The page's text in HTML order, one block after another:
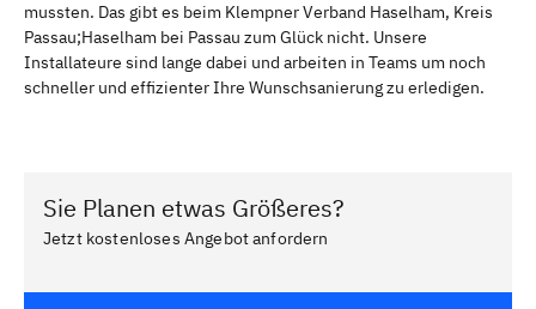
mussten. Das gibt es beim Klempner Verband Haselham, Kreis
Passau;Haselham bei Passau zum Glück nicht. Unsere
Installateure sind lange dabei und arbeiten in Teams um noch
schneller und effizienter Ihre Wunschsanierung zu erledigen.
Sie Planen etwas Größeres?
Jetzt kostenloses Angebot anfordern